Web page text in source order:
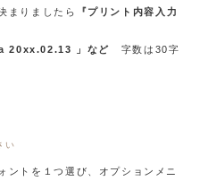
まりましたら
『プリント内容入力
20xx.02.13 」など 字数は30字
い
ントを１つ選び、オプションメニ